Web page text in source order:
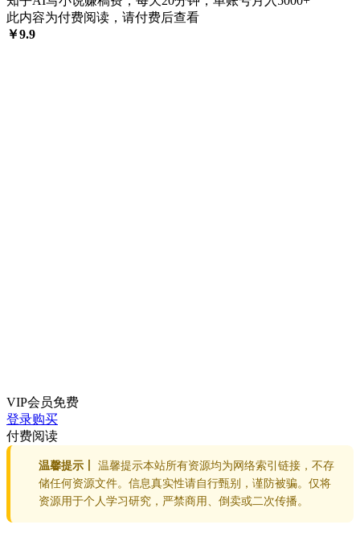
此内容为付费阅读，请付费后查看
￥9.9
VIP会员免费
登录购买
付费阅读
温馨提示丨
温馨提示本站所有资源均为网络索引链接，不存
储任何资源文件。信息真实性请自行甄别，谨防被骗。仅将
资源用于个人学习研究，严禁商用、倒卖或二次传播。